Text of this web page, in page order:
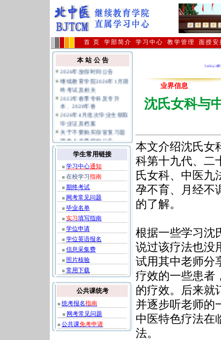
首 页 学部简介 学习中心 教学管理 面授安
本 站 公 告
在校生学习指导、毕业实
习填写范本
2026年放假时间公告
继续教育学院2026年1月期
终考试及相关
2022年春季专科及专升
本、2020年春
2026年4月批次毕业生领取
毕业证及档案
关于不要购买假冒复习题
避免上当受骗的公告
公共课统考报名及相关规
定指南学生常用链接
学习中心通知
在校学习 指南
期终考试
网考常见问题
毕业名单
实习 填写指南
学位申请
学位英语报名
信息采集费
照片核验
常用下载
公共课统考
统考报名指南
网考常见问题
公共课免考申请
2026
业界信息
沈氏女科与
本文介绍沈氏女
科第十九代、二
氏女科、中医九
孕不育、月经不
的了解。
根据一些学习沈
说过该疗法也没
试用其中老师分
疗效的一些患者
的疗效。后来就
并逐步听老师的
中医特色疗法在
法。